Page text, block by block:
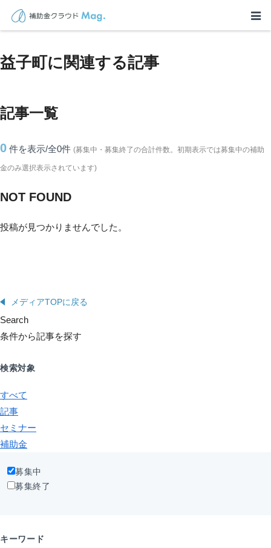
TOP > 補助金・助成金詳細>栃木県
益子町に関連する記事
記事一覧
0 件を表示/全0件 (募集中・募集終了の合計件数。初期表示では募集中の補助
金のみ選択表示されています)
NOT FOUND
投稿が見つかりませんでした。
メディアTOPに戻る
Search
条件から記事を探す
検索対象
すべて
記事
セミナー
補助金
募集中
募集終了
キーワード